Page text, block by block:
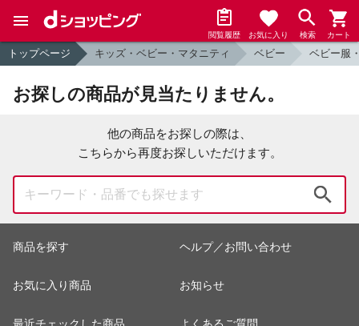
閲覧履歴 お気に入り 検索 カート
トップページ キッズ・ベビー・マタニティ ベビー ベビー服
お探しの商品が見当たりません。
他の商品をお探しの際は、
こちらから再度お探しいただけます。
商品を探す
お気に入り商品
ヘルプ／お問い合わせ
お知らせ